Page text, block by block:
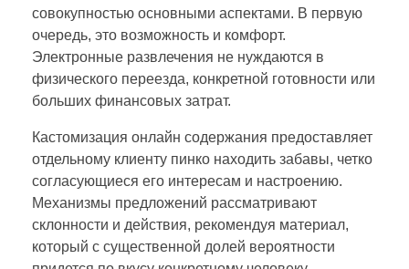
совокупностью основными аспектами. В первую
очередь, это возможность и комфорт.
Электронные развлечения не нуждаются в
физического переезда, конкретной готовности или
больших финансовых затрат.
Кастомизация онлайн содержания предоставляет
отдельному клиенту пинко находить забавы, четко
согласующиеся его интересам и настроению.
Механизмы предложений рассматривают
склонности и действия, рекомендуя материал,
который с существенной долей вероятности